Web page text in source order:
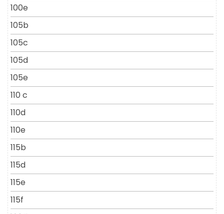
100e
105b
105c
105d
105e
110 c
110d
110e
115b
115d
115e
115f